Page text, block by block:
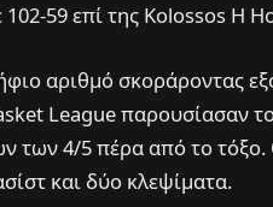
102-59 επί της Kolossos H
αριθμό σκοράροντας
League παρουσίασαν
των 4/5 πέρα από το
και δύο κλεψίματα.